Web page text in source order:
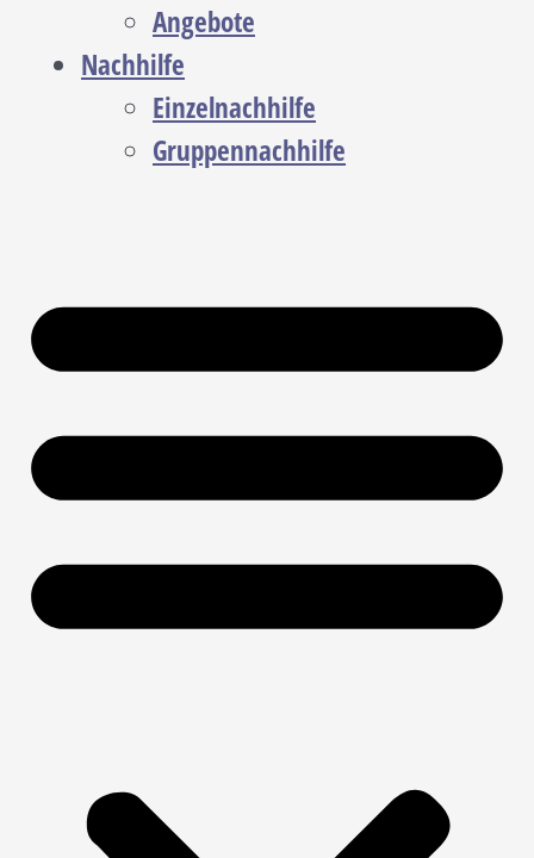
Angebote
Nachhilfe
Einzelnachhilfe
Gruppennachhilfe